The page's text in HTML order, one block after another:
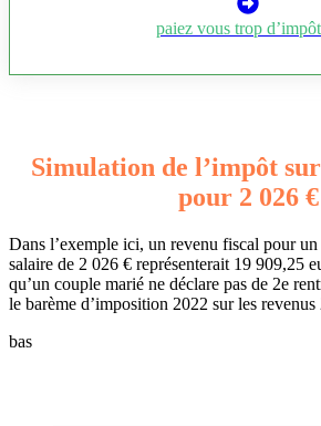
paiez vous trop
Simulation de l’impôt
pour 2 026 €
Dans l’exemple ici, un revenu fiscal pour
salaire de 2 026 € représenterait 19 909,25
qu’un couple marié ne déclare pas de 2e
le barème d’imposition 2022 sur les
bas